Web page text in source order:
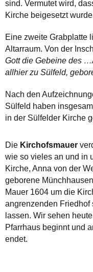
sind. Vermutet wird,
Kirche beigesetzt
Eine zweite Grabplatte
Altarraum. Von der
Gott die Gebeine des
allhier zu Sülfeld,
Nach den
Sülfeld haben
in der Sülfelder Kirche
Die Kirchofsmauer
wie so vieles an und in
Kirche, Anna von der
geborene
Mauer 1604 um die
angrenzenden Friedhof
lassen. Wir sehen
Pfarrhaus beginnt und
endet.